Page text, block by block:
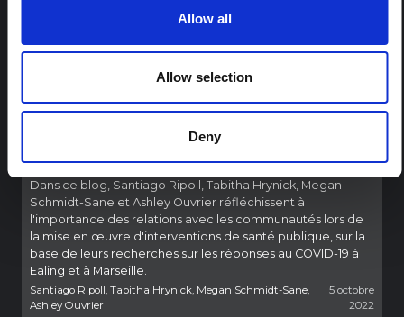
Allow all
Allow selection
Deny
Ashley Ouvrier
2022
Établir des relations communautaires
pour promouvoir l’équité en matière
de vaccins
Dans ce blog, Santiago Ripoll, Tabitha Hrynick, Megan
Schmidt-Sane et Ashley Ouvrier réfléchissent à
l'importance des relations avec les communautés lors de
la mise en œuvre d'interventions de santé publique, sur la
base de leurs recherches sur les réponses au COVID-19 à
Ealing et à Marseille.
Santiago Ripoll, Tabitha Hrynick, Megan Schmidt-Sane,
Ashley Ouvrier
5 octobre
2022